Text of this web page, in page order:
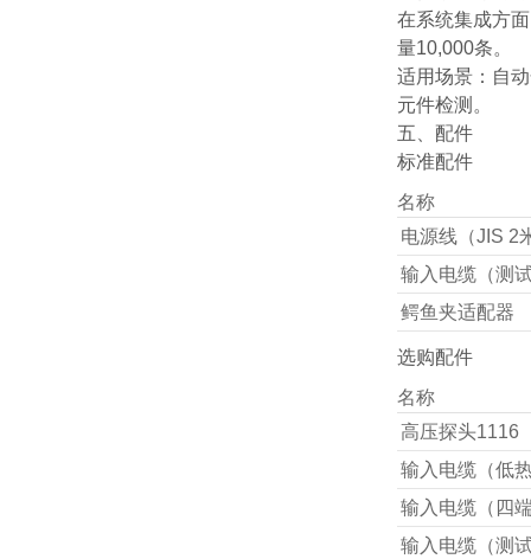
在系统集成方
量10,000条。
适用场景：自
元件检测。
五、配件
标准配件
名称
电源线（JIS 2
输入电缆（测
鳄鱼夹适配器
选购配件
名称
高压探头1116
输入电缆（低
输入电缆（四
输入电缆（测